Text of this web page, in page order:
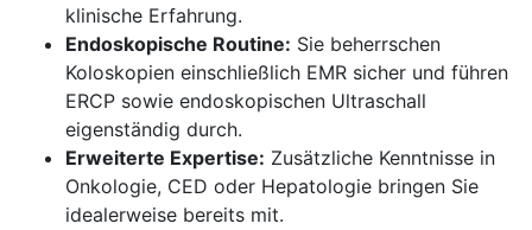
klinische Erfahrung.
Endoskopische Routine: Sie beherrschen
Koloskopien einschließlich EMR sicher und führen
ERCP sowie endoskopischen Ultraschall
eigenständig durch.
Erweiterte Expertise: Zusätzliche Kenntnisse in
Onkologie, CED oder Hepatologie bringen Sie
idealerweise bereits mit.